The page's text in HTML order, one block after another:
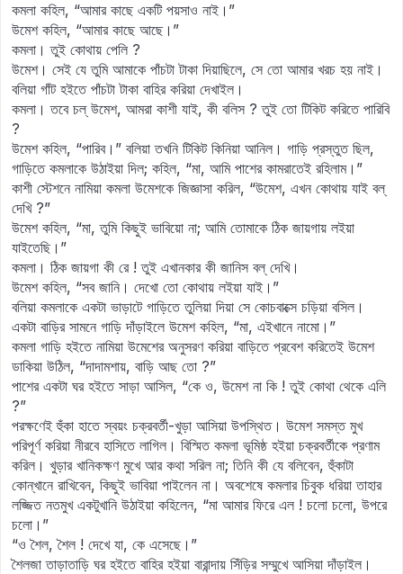
কমলা কহিল, “আমার কাছে একটি পয়সাও নাই।”
উমেশ কহিল, “আমার কাছে আছে।”
কমলা। তুই কোথায় পেলি ?
উমেশ। সেই যে তুমি আমাকে পাঁচটা টাকা দিয়াছিলে, সে তো আমার খরচ হয় নাই।
বলিয়া গাঁট হইতে পাঁচটা টাকা বাহির করিয়া দেখাইল।
কমলা। তবে চল্‌ উমেশ, আমরা কাশী যাই, কী বলিস ? তুই তো টিকিট করিতে পারিবি
?
উমেশ কহিল, “পারিব।” বলিয়া তখনি টিকিট কিনিয়া আনিল। গাড়ি প্রস্তুত ছিল,
গাড়িতে কমলাকে উঠাইয়া দিল; কহিল, “মা, আমি পাশের কামরাতেই রহিলাম।”
কাশী স্টেশনে নামিয়া কমলা উমেশকে জিজ্ঞাসা করিল, “উমেশ, এখন কোথায় যাই বল্‌
দেখি ?”
উমেশ কহিল, “মা, তুমি কিছুই ভাবিয়ো না; আমি তোমাকে ঠিক জায়গায় লইয়া
যাইতেছি।”
কমলা। ঠিক জায়গা কী রে ! তুই এখানকার কী জানিস বল্‌ দেখি।
উমেশ কহিল, “সব জানি। দেখো তো কোথায় লইয়া যাই।”
বলিয়া কমলাকে একটা ভাড়াটে গাড়িতে তুলিয়া দিয়া সে কোচবাক্সে চড়িয়া বসিল।
একটা বাড়ির সামনে গাড়ি দাঁড়াইলে উমেশ কহিল, “মা, এইখানে নামো।”
কমলা গাড়ি হইতে নামিয়া উমেশের অনুসরণ করিয়া বাড়িতে প্রবেশ করিতেই উমেশ
ডাকিয়া উঠিল, “দাদামশায়, বাড়ি আছ তো ?”
পাশের একটা ঘর হইতে সাড়া আসিল, “কে ও, উমেশ না কি ! তুই কোথা থেকে এলি
?”
পরক্ষণেই হুঁকা হাতে স্বয়ং চক্রবর্তী-খুড়া আসিয়া উপস্থিত। উমেশ সমস্ত মুখ
পরিপূর্ণ করিয়া নীরবে হাসিতে লাগিল। বিস্মিত কমলা ভূমিষ্ঠ হইয়া চক্রবর্তীকে প্রণাম
করিল। খুড়ার খানিকক্ষণ মুখে আর কথা সরিল না; তিনি কী যে বলিবেন, হুঁকাটা
কোন্‌খানে রাখিবেন, কিছুই ভাবিয়া পাইলেন না। অবশেষে কমলার চিবুক ধরিয়া তাহার
লজ্জিত নতমুখ একটুখানি উঠাইয়া কহিলেন, “মা আমার ফিরে এল ! চলো চলো, উপরে
চলো।”
“ও শৈল, শৈল ! দেখে যা, কে এসেছে।”
শৈলজা তাড়াতাড়ি ঘর হইতে বাহির হইয়া বারান্দায় সিঁড়ির সম্মুখে আসিয়া দাঁড়াইল।